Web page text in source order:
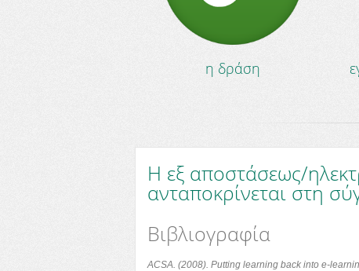
η δράση
Η εξ αποστάσεως/
ανταποκρίνεται στη
Βιβλιογραφία
ACSA. (2008). Putting learning back into e-